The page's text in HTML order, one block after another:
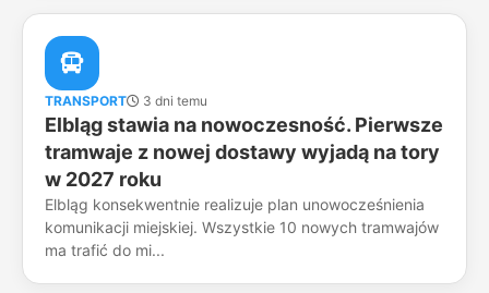
TRANSPORT 3 dni temu
Elbląg stawia na nowoczesność. Pierwsze
tramwaje z nowej dostawy wyjadą na tory
w 2027 roku
Elbląg konsekwentnie realizuje plan unowocześnienia
komunikacji miejskiej. Wszystkie 10 nowych tramwajów
ma trafić do mi...